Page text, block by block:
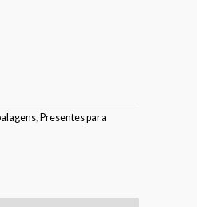
, Presentes para